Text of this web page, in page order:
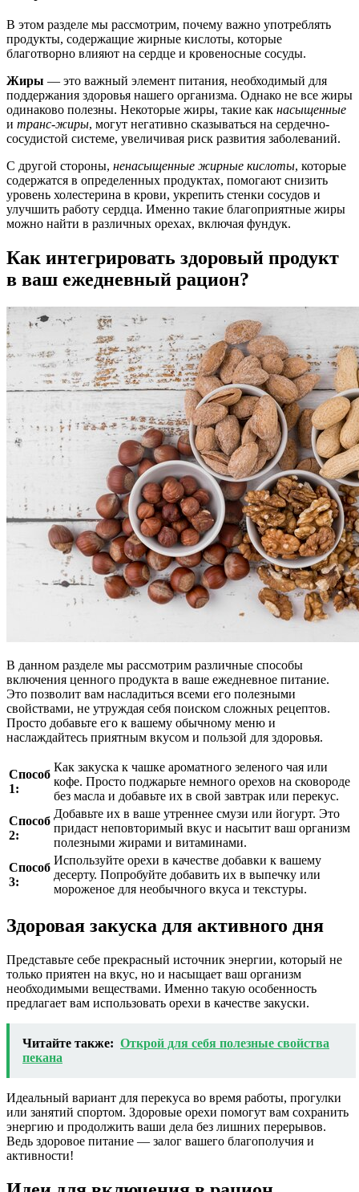
В этом разделе мы рассмотрим, почему важно употреблять
продукты, содержащие жирные кислоты, которые
благотворно влияют на сердце и кровеносные сосуды.
Жиры — это важный элемент питания, необходимый для
поддержания здоровья нашего организма. Однако не все жиры
одинаково полезны. Некоторые жиры, такие как насыщенные
и транс-жиры, могут негативно сказываться на сердечно-
сосудистой системе, увеличивая риск развития заболеваний.
С другой стороны, ненасыщенные жирные кислоты, которые
содержатся в определенных продуктах, помогают снизить
уровень холестерина в крови, укрепить стенки сосудов и
улучшить работу сердца. Именно такие благоприятные жиры
можно найти в различных орехах, включая фундук.
Как интегрировать здоровый продукт
в ваш ежедневный рацион?
В данном разделе мы рассмотрим различные способы
включения ценного продукта в ваше ежедневное питание.
Это позволит вам насладиться всеми его полезными
свойствами, не утруждая себя поиском сложных рецептов.
Просто добавьте его к вашему обычному меню и
наслаждайтесь приятным вкусом и пользой для здоровья.
Способ
1:
Как закуска к чашке ароматного зеленого чая или
кофе. Просто поджарьте немного орехов на сковороде
без масла и добавьте их в свой завтрак или перекус.
Способ
2:
Добавьте их в ваше утреннее смузи или йогурт. Это
придаст неповторимый вкус и насытит ваш организм
полезными жирами и витаминами.
Способ
3:
Используйте орехи в качестве добавки к вашему
десерту. Попробуйте добавить их в выпечку или
мороженое для необычного вкуса и текстуры.
Здоровая закуска для активного дня
Представьте себе прекрасный источник энергии, который не
только приятен на вкус, но и насыщает ваш организм
необходимыми веществами. Именно такую особенность
предлагает вам использовать орехи в качестве закуски.
Читайте также: Открой для себя полезные свойства
пекана
Идеальный вариант для перекуса во время работы, прогулки
или занятий спортом. Здоровые орехи помогут вам сохранить
энергию и продолжить ваши дела без лишних перерывов.
Ведь здоровое питание — залог вашего благополучия и
активности!